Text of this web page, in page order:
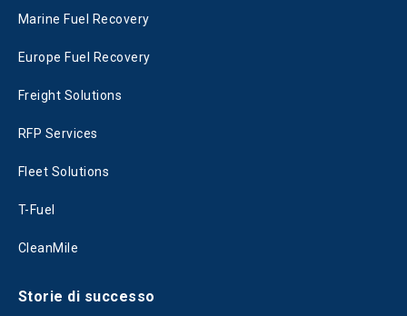
Marine Fuel Recovery
Europe Fuel Recovery
Freight Solutions
RFP Services
Fleet Solutions
T-Fuel
CleanMile
Storie di successo